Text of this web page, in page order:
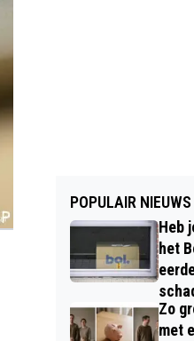
POPULAIR NIEUWS
Heb
het
Zo
met